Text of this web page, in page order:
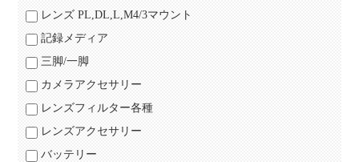
レンズ PL,DL,L,M4/3マウント
記録メディア
三脚/一脚
カメラアクセサリー
レンズフィルター各種
レンズアクセサリー
バッテリー